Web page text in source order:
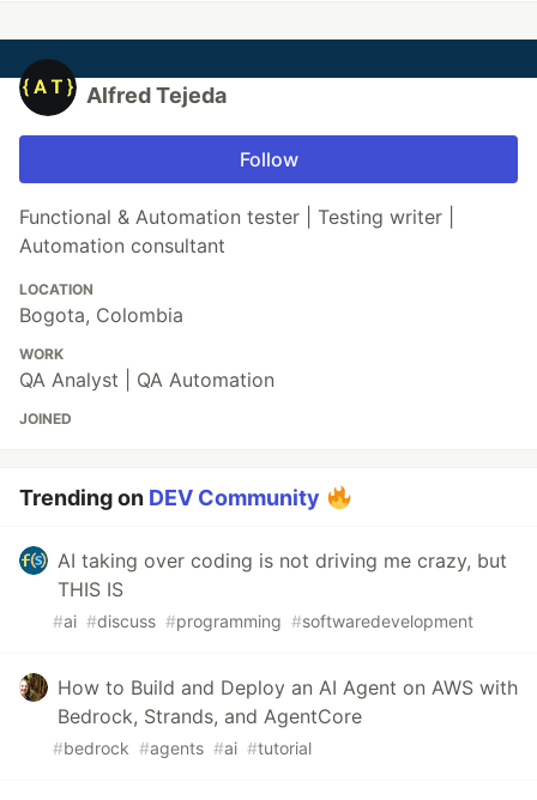
Alfred Tejeda
Follow
Functional & Automation tester | Testing writer |
Automation consultant
LOCATION
Bogota, Colombia
WORK
QA Analyst | QA Automation
JOINED
Trending on DEV Community
AI taking over coding is not driving me crazy, but
THIS IS
#ai #discuss #programming #softwaredevelopment
How to Build and Deploy an AI Agent on AWS with
Bedrock, Strands, and AgentCore
#bedrock #agents #ai #tutorial